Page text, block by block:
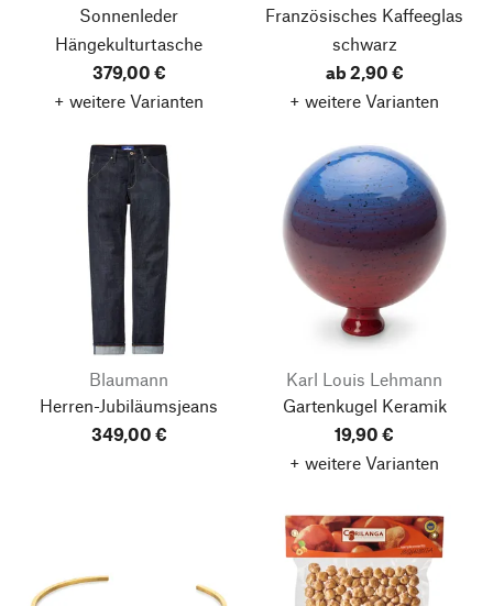
Sonnenleder
Hängekulturtasche
379,00 €
+ weitere Varianten
Französisches Kaffeeglas
schwarz
ab 2,90 €
+ weitere Varianten
Blaumann
Herren-Jubiläumsjeans
349,00 €
Karl Louis Lehmann
Gartenkugel Keramik
19,90 €
+ weitere Varianten